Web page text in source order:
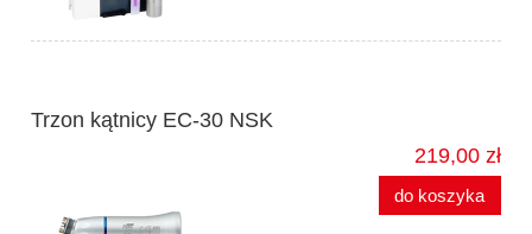
Trzon kątnicy EC-30 NSK
219,00 zł
do koszyka